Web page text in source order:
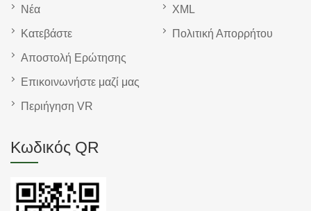
Νέα
Κατεβάστε
Αποστολή Ερώτησης
Επικοινωνήστε μαζί μας
Περιήγηση VR
XML
Πολιτική Απορρήτου
Κωδικός QR